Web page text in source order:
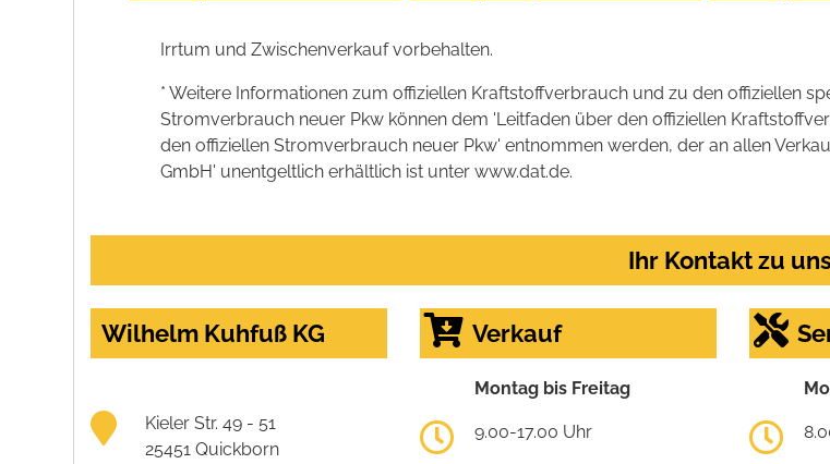
Irrtum und Zwischenverkauf vorbehalten.
* Weitere Informationen zum offiziellen Kraftstoffverbrauch und zu den offiziellen
Stromverbrauch neuer Pkw können dem 'Leitfaden über den offiziellen
den offiziellen Stromverbrauch neuer Pkw' entnommen werden, der an allen
GmbH' unentgeltlich erhältlich ist unter www.dat.de.
Ihr Kontakt zu
Wilhelm Kuhfuß KG
Kieler Str. 49 - 51
25451 Quickborn
Verkauf
Montag bis Freitag
9.00-17.00 Uhr